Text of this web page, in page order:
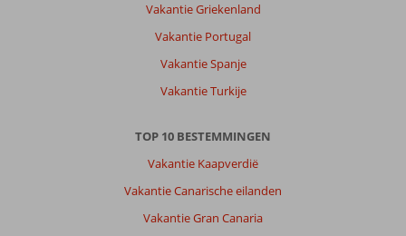
Vakantie Griekenland
Vakantie Portugal
Vakantie Spanje
Vakantie Turkije
TOP 10 BESTEMMINGEN
Vakantie Kaapverdië
Vakantie Canarische eilanden
Vakantie Gran Canaria